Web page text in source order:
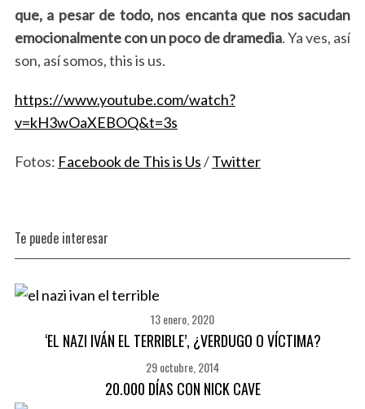
que, a pesar de todo, nos encanta que nos sacudan
emocionalmente con un poco de dramedia. Ya ves, así
son, así somos, this is us.
https://www.youtube.com/watch?
v=kH3wOaXEBOQ&t=3s
Fotos: Facebook de This is Us/Twitter
Te puede interesar
13 enero, 2020
‘EL NAZI IVÁN EL TERRIBLE’, ¿VERDUGO O VÍCTIMA?
29 octubre, 2014
20.000 DÍAS CON NICK CAVE
S
a
f